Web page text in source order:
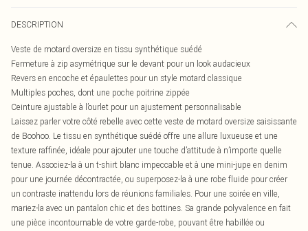
DESCRIPTION
Veste de motard oversize en tissu synthétique suédé
Fermeture à zip asymétrique sur le devant pour un look audacieux
Revers en encoche et épaulettes pour un style motard classique
Multiples poches, dont une poche poitrine zippée
Ceinture ajustable à l’ourlet pour un ajustement personnalisable
Laissez parler votre côté rebelle avec cette veste de motard oversize saisissante
de Boohoo. Le tissu en synthétique suédé offre une allure luxueuse et une
texture raffinée, idéale pour ajouter une touche d’attitude à n’importe quelle
tenue. Associez-la à un t-shirt blanc impeccable et à une mini-jupe en denim
pour une journée décontractée, ou superposez-la à une robe fluide pour créer
un contraste inattendu lors de réunions familiales. Pour une soirée en ville,
mariez-la avec un pantalon chic et des bottines. Sa grande polyvalence en fait
une pièce incontournable de votre garde-robe, pouvant être habillée ou